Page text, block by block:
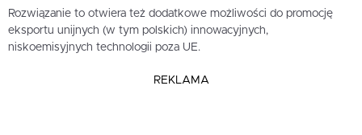
Rozwiązanie to otwiera też dodatkowe możliwości do promocję
eksportu unijnych (w tym polskich) innowacyjnych,
niskoemisyjnych technologii poza UE.
REKLAMA